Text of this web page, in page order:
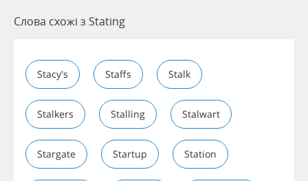
Слова схожі з Stating
Stacy's Staffs Stalk
Stalkers Stalling Stalwart
Stargate Startup Station